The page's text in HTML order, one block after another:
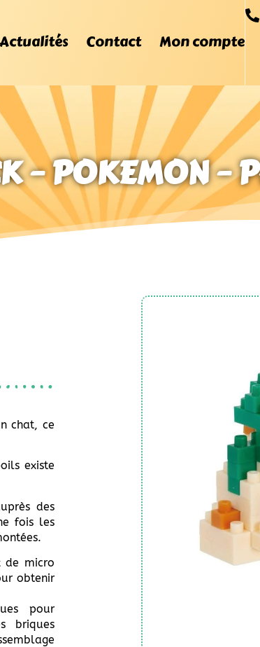
Actualités Contact Mon compte
– POKEMON –
chat, ce
existe
des
fois les
de micro
obtenir
pour
briques